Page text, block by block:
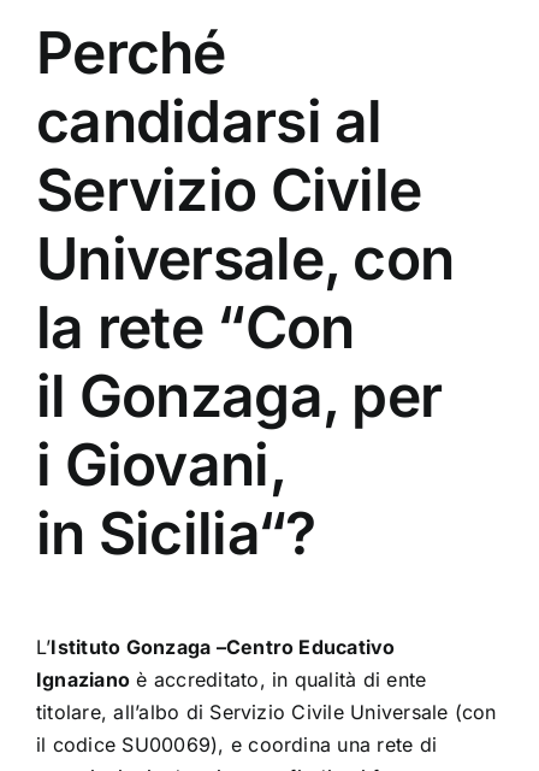
Perché
candidarsi al
Servizio Civile
Universale, con
la rete “Con
il Gonzaga, per
i Giovani,
in Sicilia“?
L’Istituto Gonzaga –Centro Educativo
Ignaziano è accreditato, in qualità di ente
titolare, all’albo di Servizio Civile Universale (con
il codice SU00069), e coordina una rete di